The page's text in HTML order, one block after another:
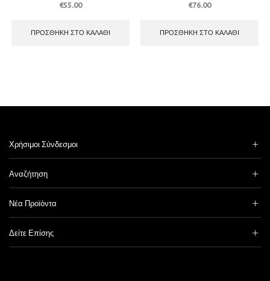
€55.00
ΠΡΟΣΘΉΚΗ ΣΤΟ ΚΑΛΆΘΙ
€76.00
ΠΡΟΣΘΉΚΗ ΣΤΟ ΚΑΛΆΘΙ
Χρήσιμοι Σύνδεσμοι
Αναζήτηση
Νέα Προϊόντα
Δείτε Επίσης